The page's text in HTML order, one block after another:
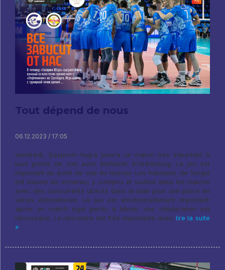
Tout dépend de nous
06.12.2023 / 17:05
Vendredi, Gazprom-Yugra jouera un match très important à
tous points de vue avec Neftianik d'Orenbourg. Le jeu est
important du point de vue du tournoi: Les habitants de Surgut
ont besoin de victoires, y compris et surtout dans les matchs
avec des concurrents directs dans la lutte pour une place en
séries éliminatoires. Le jeu est émotionnellement important:
après un match égal perdu à Minsk, une rééducation est
nécessaire. La rencontre est très importante avec lire la suite
»